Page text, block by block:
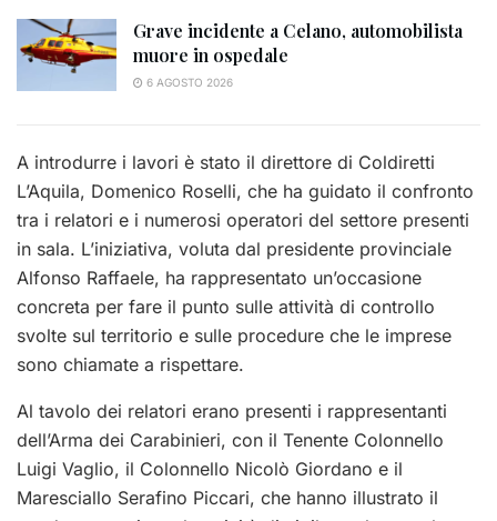
Grave incidente a Celano, automobilista
muore in ospedale
6 AGOSTO 2026
A introdurre i lavori è stato il direttore di Coldiretti
L’Aquila, Domenico Roselli, che ha guidato il confronto
tra i relatori e i numerosi operatori del settore presenti
in sala. L’iniziativa, voluta dal presidente provinciale
Alfonso Raffaele, ha rappresentato un’occasione
concreta per fare il punto sulle attività di controllo
svolte sul territorio e sulle procedure che le imprese
sono chiamate a rispettare.
Al tavolo dei relatori erano presenti i rappresentanti
dell’Arma dei Carabinieri, con il Tenente Colonnello
Luigi Vaglio, il Colonnello Nicolò Giordano e il
Maresciallo Serafino Piccari, che hanno illustrato il